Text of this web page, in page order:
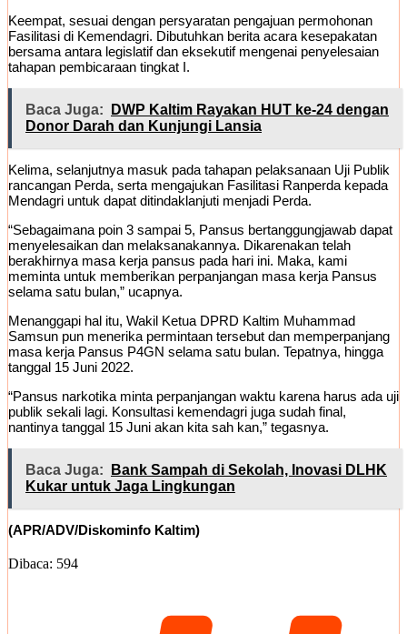
Keempat, sesuai dengan persyaratan pengajuan permohonan
Fasilitasi di Kemendagri. Dibutuhkan berita acara kesepakatan
bersama antara legislatif dan eksekutif mengenai penyelesaian
tahapan pembicaraan tingkat I.
Baca Juga:
DWP Kaltim Rayakan HUT ke-24 dengan
Donor Darah dan Kunjungi Lansia
Kelima, selanjutnya masuk pada tahapan pelaksanaan Uji Publik
rancangan Perda, serta mengajukan Fasilitasi Ranperda kepada
Mendagri untuk dapat ditindaklanjuti menjadi Perda.
“Sebagaimana poin 3 sampai 5, Pansus bertanggungjawab dapat
menyelesaikan dan melaksanakannya. Dikarenakan telah
berakhirnya masa kerja pansus pada hari ini. Maka, kami
meminta untuk memberikan perpanjangan masa kerja Pansus
selama satu bulan,” ucapnya.
Menanggapi hal itu, Wakil Ketua DPRD Kaltim Muhammad
Samsun pun menerika permintaan tersebut dan memperpanjang
masa kerja Pansus P4GN selama satu bulan. Tepatnya, hingga
tanggal 15 Juni 2022.
“Pansus narkotika minta perpanjangan waktu karena harus ada uji
publik sekali lagi. Konsultasi kemendagri juga sudah final,
nantinya tanggal 15 Juni akan kita sah kan,” tegasnya.
Baca Juga:
Bank Sampah di Sekolah, Inovasi DLHK
Kukar untuk Jaga Lingkungan
(APR/ADV/Diskominfo Kaltim)
Dibaca: 594